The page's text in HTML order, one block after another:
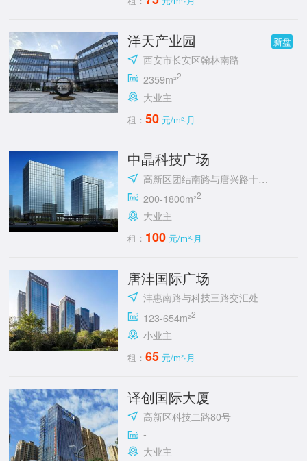
洋天产业园 新盘
西安市长安区翰林南路
2359m²2
大业主
租：50 元/m²·月
中晶科技广场
高新区团结南路与唐兴路十字东南角
200-1800m²2
大业主
租： 100 元/m²·月
唐沣国际广场
沣惠南路与科技三路交汇处
123-654m²2
小业主
租：65 元/m²·月
译创国际大厦
高新区科技二路80号
-
大业主